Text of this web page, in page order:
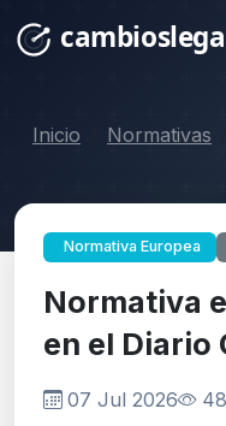
Inicio Normativas
Normativa Europea
Normativa
en el Diario
07 Jul 2026